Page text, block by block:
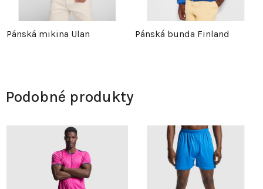
Pánská mikina Ulan Pánská bunda Finland
Podobné produkty